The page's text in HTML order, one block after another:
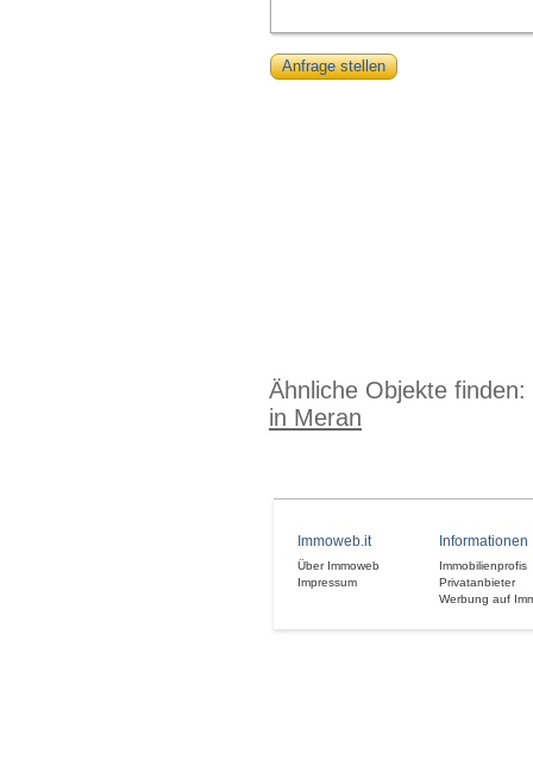
Anfrage stellen
Ähnliche Objekte finden:
in Meran
Immoweb.it
Über Immoweb
Impressum
Informationen
Immobilienprofis
Privatanbieter
Werbung auf